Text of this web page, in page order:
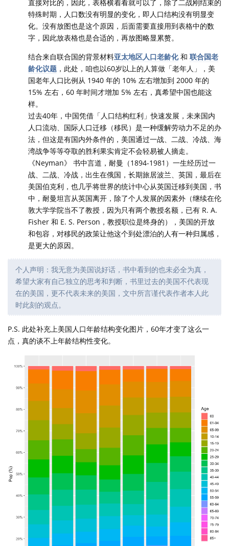
直接对比的，因此，表格横着看就可以了，除了二战刚结束的
特殊时期，人口数没有明显的变化，即人口结构没有明显变
化。没有放图也是这个原因，后面需要直接用到表格中的数
字，因此放表格也是合适的，再放图略显累赘。
结合来自联合国的背景材料亚太地区人口老龄化和 联合国老
龄化议题 ，此处，咱也以60岁以上的人算做「老年人」，美
国老年人口比例从 1940 年的 10% 左右增加到 2000 年的
15% 左右，60 年时间才增加 5% 左右，真希望中国也能这
样。
过去40年，中国凭借「人口结构红利」快速发展，未来国内
人口流动、国际人口迁移（移民）是一种缓解劳动力不足的办
法，但这是有国内外条件的，美国通过一战、二战、冷战、海
湾战争等等夺取的胜利果实肯定不会轻易被人摘走。
《Neyman》 书中言道，耐曼（1894-1981）一生经历过一
战、二战、冷战，出生在俄国，长期旅居波兰、英国，最后在
美国伯克利，也几乎将世界的统计中心从英国迁移到美国，书
中，耐曼坦言从英国离开，除了个人发展的因素外（继续在伦
敦大学学院当不了教授，因为只有两个教授名额，已有 R. A.
Fisher 和 E. S. Person，教授职位是终身的），美国的开放
和包容，对移民的政策让他这个到处漂泊的人有一种归属感，
是更大的原因。
个人声明：我无意为美国说好话，书中看到的也未必全为真，
希望大家有自己独立的思考和判断，书里过去的美国不代表现
在的美国，更不代表未来的美国，文中所言谨代表作者本人此
时此刻的观点。
P.S. 此处补充上美国人口年龄结构变化图片，60年才变了这么一
点，真的谈不上年龄结构性变化。